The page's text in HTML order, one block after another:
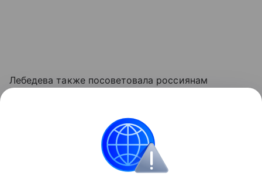
Лебедева также посоветовала россиянам
температуры равномерно и небольшими глотками.
Здоровье Новости